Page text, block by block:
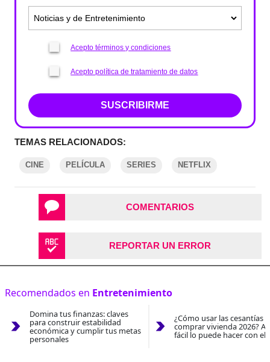
Acepto términos y condiciones
Acepto política de tratamiento de datos
SUSCRIBIRME
TEMAS RELACIONADOS:
CINE PELÍCULA SERIES NETFLIX
COMENTARIOS
REPORTAR UN ERROR
Recomendados en Entretenimiento
Domina tus finanzas: claves
para construir estabilidad
económica y cumplir tus metas
personales
¿Cómo usar las cesantías
comprar vivienda 2026?
fácil lo puede hacer con el